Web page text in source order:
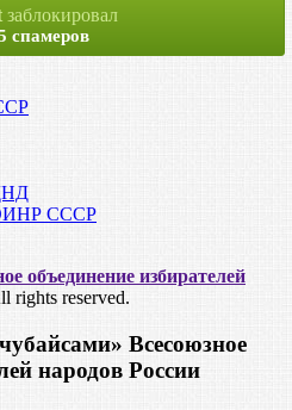
заблокировал
спамеров
СССР
объединение избирателей
rights reserved.
Всесоюзное
народов России